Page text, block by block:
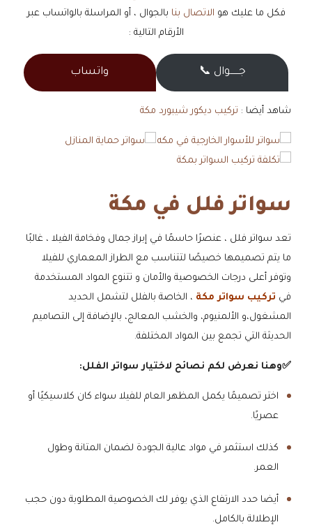
فكل ما عليك هو الاتصال بنا بالجوال ، أو المراسلة بالواتساب عبر
الأرقام التالية :
جــــــوال 📞 واتساب
شاهد أيضا : تركيب ديكور شيبورد مكة
سواتر فلل في مكة
تعد سواتر فلل ، عنصرًا حاسمًا في إبراز جمال وفخامة الفيلا ، غالبًا
ما يتم تصميمها خصيصًا لتتناسب مع الطراز المعماري للفيلا
وتوفر أعلى درجات الخصوصية والأمان و تتنوع المواد المستخدمة
في تركيب سواتر مكة ، الخاصة بالفلل لتشمل الحديد
المشغول،و الألمنيوم، والخشب المعالج، بالإضافة إلى التصاميم
الحديثة التي تجمع بين المواد المختلفة.
​✅وهنا نعرض لكم نصائح لاختيار سواتر الفلل:
اختر تصميمًا يكمل المظهر العام للفيلا سواء كان كلاسيكيًا أو
عصريًا.
​كذلك استثمر في مواد عالية الجودة لضمان المتانة وطول
العمر.
​أيضا حدد الارتفاع الذي يوفر لك الخصوصية المطلوبة دون حجب
الإطلالة بالكامل.